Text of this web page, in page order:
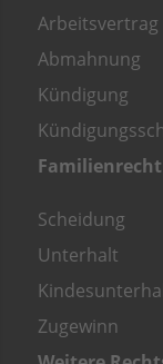
Arbeitsvertrag
Abmahnung
Kündigung
Familienrecht
Scheidung
Unterhalt
Zugewinn